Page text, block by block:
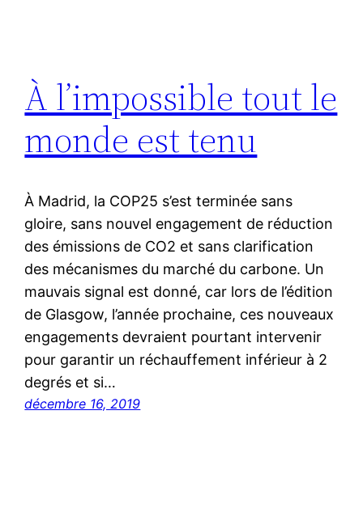
À l’impossible tout le
monde est tenu
À Madrid, la COP25 s’est terminée sans
gloire, sans nouvel engagement de réduction
des émissions de CO2 et sans clarification
des mécanismes du marché du carbone. Un
mauvais signal est donné, car lors de l’édition
de Glasgow, l’année prochaine, ces nouveaux
engagements devraient pourtant intervenir
pour garantir un réchauffement inférieur à 2
degrés et si…
décembre 16, 2019